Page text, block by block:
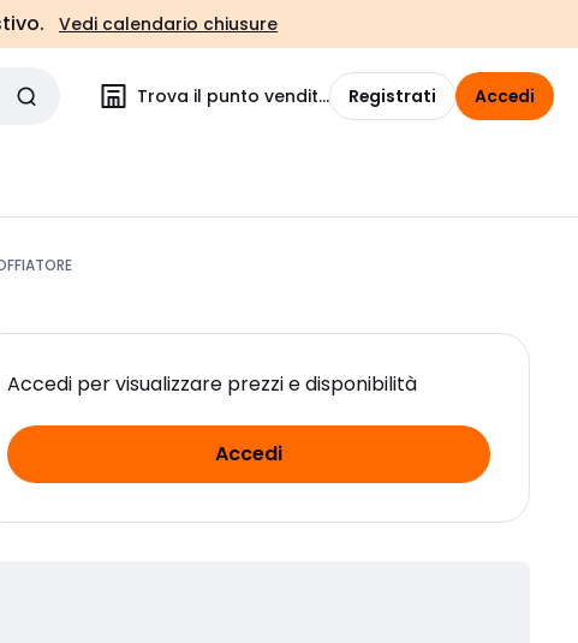
Vedi calendario chiusure
Trova il punto vendita Registrati Accedi
Accedi per visualizzare prezzi e disponibilità
Accedi